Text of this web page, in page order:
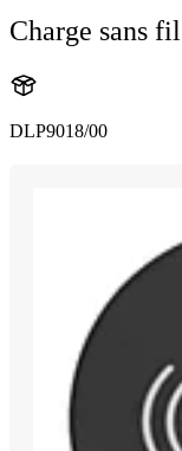
Charge sans fil
DLP9018/00